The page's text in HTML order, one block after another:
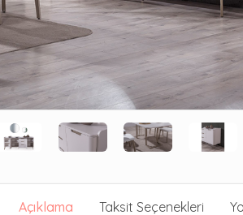
Açıklama Taksit Seçenekleri